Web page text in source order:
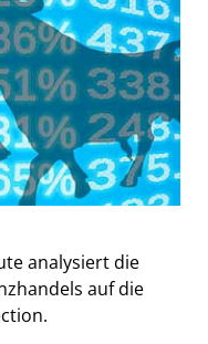
analysiert die
auf die